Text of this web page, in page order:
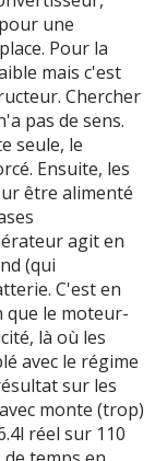
une
Pour la
mais c'est
Chercher
pas de sens.
seule, le
Ensuite, les
être alimenté
agit en
(qui
C'est en
que le moteur-
là où les
avec le régime
sur les
monte (trop)
réel sur 110